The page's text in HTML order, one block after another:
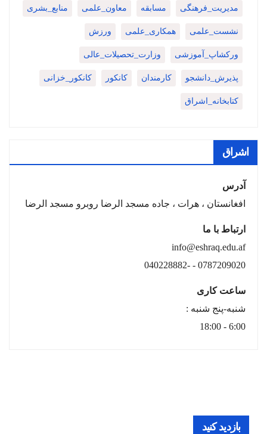
مدیریت_فرهنگی مسابقه معاون_علمی منابع_بشری
نشست_علمی همکاری_علمی ورزش
ورکشاپ_آموزشی وزارت_تحصیلات_عالی
پذیرش_دانشجو کارمندان کانکور کانکور_خزانی
کتابخانه_اشراق
اشراق
آدرس
افغانستان ، هرات ، جاده مسجد الرضا روبرو مسجد الرضا
ارتباط با ما
info@eshraq.edu.af
0787209020 - -040228882
ساعت کاری
شنبه-پنج شنبه :
6:00 - 18:00
بازدید کنید